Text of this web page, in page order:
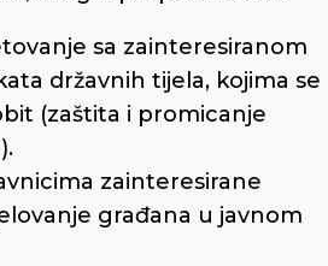
sa zainteresiranom
državnih tijela, kojima se
(zaštita i promicanje
zainteresirane
građana u javnom